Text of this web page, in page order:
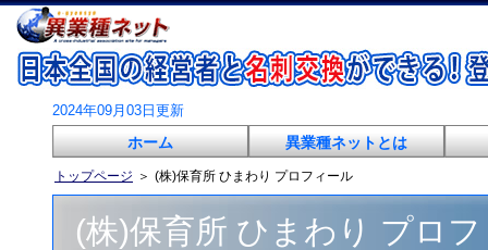
2024年09月03日更新
ホーム 異業種ネットとは
トップページ ＞ (株)保育所 ひまわり プロフィール
(株)保育所 ひまわり プロ